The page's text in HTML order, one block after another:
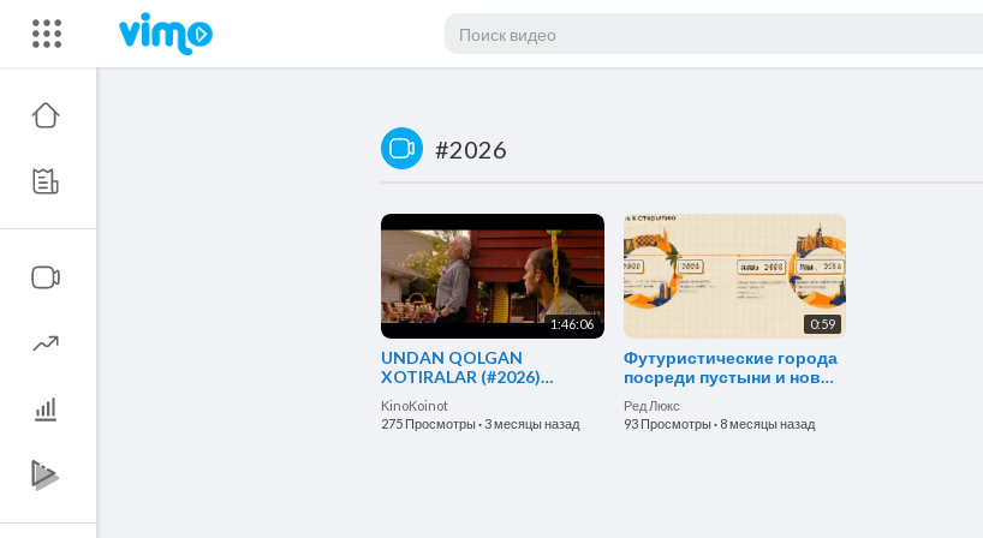
#2026
1:46:06
UNDAN QOLGAN
XOTIRALAR (#2026)
O'ZBEK TILIDA
KinoKoinot
275 Просмотры·3 месяцы назад
0:59
Футуристические города
посреди пустыни и новые
Ред Люкс
93 Просмотры· 8 месяцы назад